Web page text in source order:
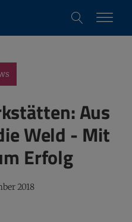
Aus
Weld - Mit
Erfolg
2018